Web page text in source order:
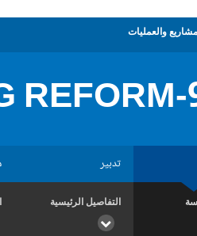
والعمليات
تدبير
التفاصيل الرئيسية